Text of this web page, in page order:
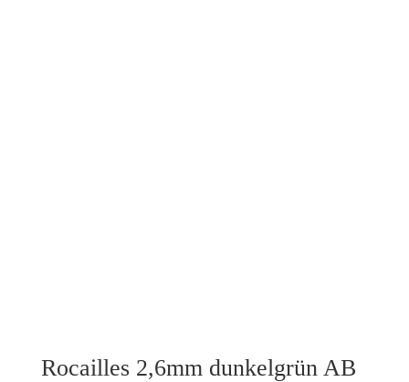
Rocailles 2,6mm dunkelgrün AB